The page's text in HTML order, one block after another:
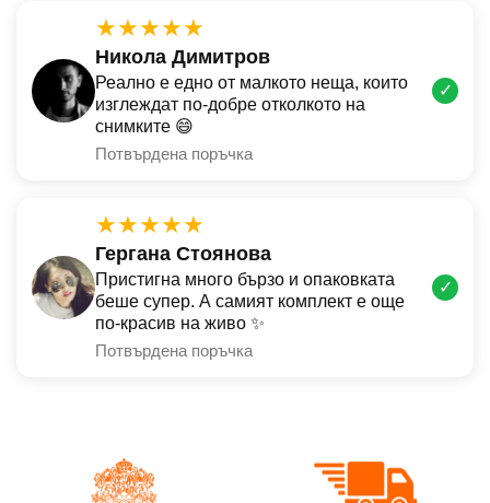
★★★★★
Никола Димитров
Реално е едно от малкото неща, които
изглеждат по-добре отколкото на
снимките 😄
Потвърдена поръчка
✓
★★★★★
Гергана Стоянова
Пристигна много бързо и опаковката
беше супер. А самият комплект е още
по-красив на живо ✨
Потвърдена поръчка
✓